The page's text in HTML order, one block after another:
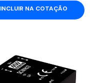
INCLUIR NA COTAÇÃO